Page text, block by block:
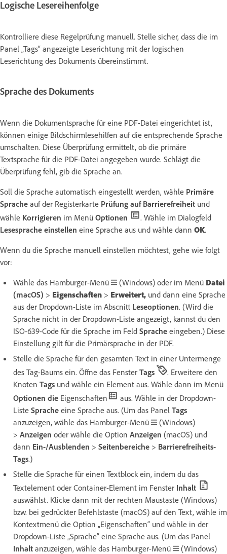
Logische Lesereihenfolge
Kontrolliere diese Regelprüfung manuell. Stelle sicher, dass die im
Panel „Tags“ angezeigte Leserichtung mit der logischen
Leserichtung des Dokuments übereinstimmt.
Sprache des Dokuments
Wenn die Dokumentsprache für eine PDF-Datei eingerichtet ist,
können einige Bildschirmlesehilfen auf die entsprechende Sprache
umschalten. Diese Überprüfung ermittelt, ob die primäre
Textsprache für die PDF-Datei angegeben wurde. Schlägt die
Überprüfung fehl, gib die Sprache an.
Soll die Sprache automatisch eingestellt werden, wähle Primäre
Sprache auf der Registerkarte Prüfung auf Barrierefreiheit und
wähle Korrigieren im Menü Optionen
. Wähle im Dialogfeld
Lesesprache einstellen eine Sprache aus und wähle dann OK.
Wenn du die Sprache manuell einstellen möchtest, gehe wie folgt
vor:
Wähle das Hamburger-Menü
(Windows) oder im Menü Datei
(macOS) > Eigenschaften > Erweitert, und dann eine Sprache
aus der Dropdown-Liste im Abscnitt Leseoptionen. (Wird die
Sprache nicht in der Dropdown-Liste angezeigt, kannst du den
ISO-639-Code für die Sprache im Feld Sprache eingeben.) Diese
Einstellung gilt für die Primärsprache in der PDF.
Stelle die Sprache für den gesamten Text in einer Untermenge
des Tag-Baums ein. Öffne das Fenster Tags
. Erweitere den
Knoten Tags und wähle ein Element aus. Wähle dann im Menü
Optionen die Eigenschaften
aus. Wähle in der Dropdown-
Liste Sprache eine Sprache aus. (Um das Panel Tags
anzuzeigen, wähle das Hamburger-Menü
(Windows)
> Anzeigen oder wähle die Option Anzeigen (macOS) und
dann Ein-/Ausblenden > Seitenbereiche > Barrierefreiheits-
Tags.)
Stelle die Sprache für einen Textblock ein, indem du das
Textelement oder Container-Element im Fenster Inhalt
auswählst. Klicke dann mit der rechten Maustaste (Windows)
bzw. bei gedrückter Befehlstaste (macOS) auf den Text, wähle im
Kontextmenü die Option „Eigenschaften“ und wähle in der
Dropdown-Liste „Sprache“ eine Sprache aus. (Um das Panel
Inhalt anzuzeigen, wähle das Hamburger-Menü
(Windows)